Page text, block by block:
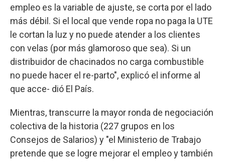
empleo es la variable de ajuste, se corta por el lado
más débil. Si el local que vende ropa no paga la UTE
le cortan la luz y no puede atender a los clientes
con velas (por más glamoroso que sea). Si un
distribuidor de chacinados no carga combustible
no puede hacer el re-parto", explicó el informe al
que acce- dió El País.
Mientras, transcurre la mayor ronda de negociación
colectiva de la historia (227 grupos en los
Consejos de Salarios) y "el Ministerio de Trabajo
pretende que se logre mejorar el empleo y también